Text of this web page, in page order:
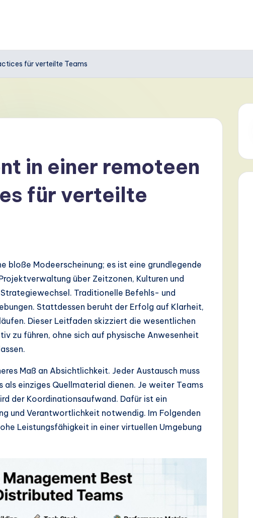
für verteilte Teams
in einer remoteen
für verteilte
bloße Modeerscheinung; es ist eine grundlegende
über Zeitzonen, Kulturen und
Traditionelle Befehls- und
Stattdessen beruht der Erfolg auf Klarheit,
Dieser Leitfaden skizziert die wesentlichen
zu führen, ohne sich auf physische Anwesenheit
Maß an Absichtlichkeit. Jeder Austausch muss
als einziges Quellmaterial dienen. Je weiter Teams
der Koordinationsaufwand. Dafür ist ein
und Verantwortlichkeit notwendig. Im Folgenden
Leistungsfähigkeit in einer virtuellen Umgebung